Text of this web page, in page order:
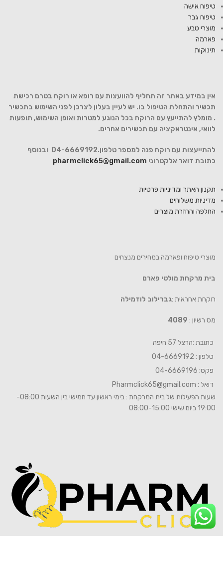
טיפוח אישה
טיפוח גבר
מוצרי טבע
פארמה
תינוקות
אין במידע באתר זה תחליף להוועצות עם רופא או רוקח בטרם רכישת
תכשיר והתחלת הטיפול בו. יש לעיין בעלון לצרכן לפני השימוש בתכשיר
. מומלץ להתייעץ עם הרוקח בכל הנוגע למטרות ואופן השימוש, תופעות
לוואי, אינטראקציה עם תכשירים אחרים.
להתייעצות עם רוקח פנה למספר טלפון.04-6669192 ובנוסף
כתובת דואר אלקטרוני pharmclick65@gmail.com
תקנון האתר ומדיניות פרטיות
מדיניות משלוחים
החלפה והחזרת מוצרים
מוצרי טיפוח ופארמה במחירים מנצחים
בית מרקחת מולטי פארם
רוקחת אחראית :גברילוב לודמילה
מס רשיון : 4089
כתובת :הרצל 57 חיפה
טלפון : 04-6669192
פקס: 04-6669196
דואל : Pharmclick65@gmail.com
שעות הפעילות של בית המרקחת : בימי ראשון עד חמישי בין השעות 08:00-
19:00 ביום שישי 08:00-15:00